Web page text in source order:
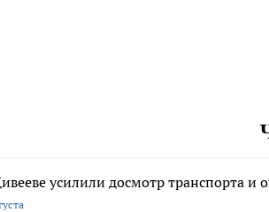
усилили досмотр транспорта